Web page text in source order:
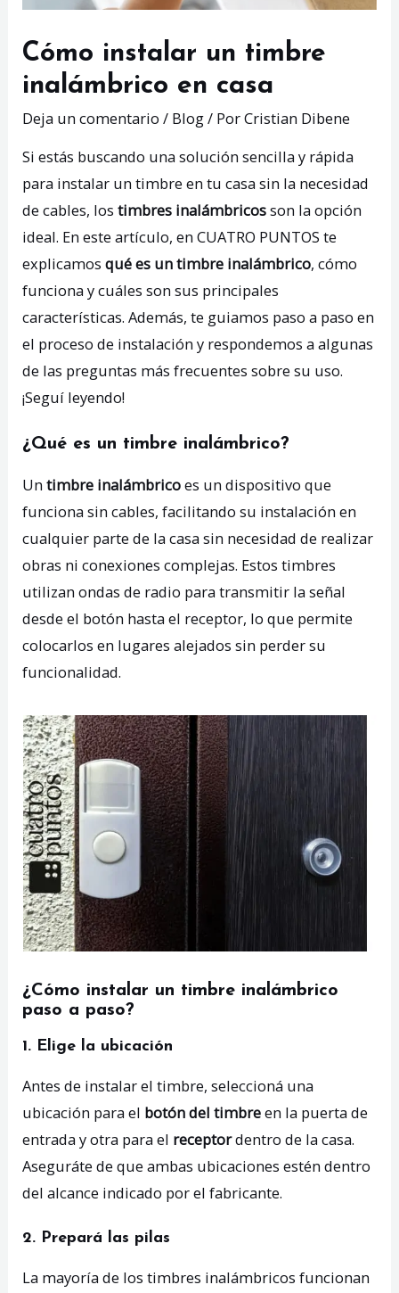
Cómo instalar un timbre
inalámbrico en casa
Deja un comentario / Blog/ PorCristian Dibene
Si estás buscando una solución sencilla y rápida
para instalar un timbre en tu casa sin la necesidad
de cables, lostimbres inalámbricosson la opción
ideal. En este artículo, enCUATRO PUNTOS te
explicamosqué es un timbre inalámbrico, cómo
funciona y cuáles son sus principales
características. Además, te guiamos paso a paso en
el proceso de instalación y respondemos a algunas
de las preguntas más frecuentes sobre su uso.
¡Seguí leyendo!
¿Qué es un timbre inalámbrico?
Untimbre inalámbricoes un dispositivo que
funciona sin cables, facilitando su instalación en
cualquier parte de la casa sin necesidad de realizar
obras ni conexiones complejas. Estos timbres
utilizan ondas de radio para transmitir la señal
desde el botón hasta el receptor, lo que permite
colocarlos en lugares alejados sin perder su
funcionalidad.
¿Cómo instalar un timbre inalámbrico
paso a paso?
1. Elige la ubicación
Antes de instalar el timbre, seleccioná una
ubicación para el botón del timbreen la puerta de
entrada y otra para el receptordentro de la casa.
Aseguráte de que ambas ubicaciones estén dentro
del alcance indicado por el fabricante.
2. Prepará las pilas
La mayoría de los timbres inalámbricos funcionan